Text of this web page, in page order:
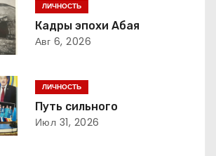
ЛИЧНОСТЬ
Кадры эпохи Абая
Авг 6, 2026
ЛИЧНОСТЬ
Путь сильного
Июл 31, 2026